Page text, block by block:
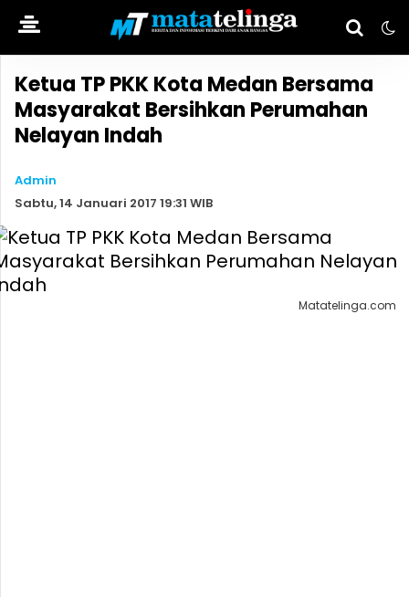
Ketua TP PKK Kota Medan Bersama
Masyarakat Bersihkan Perumahan
Nelayan Indah
Admin
Sabtu, 14 Januari 2017 19:31 WIB
Matatelinga.com